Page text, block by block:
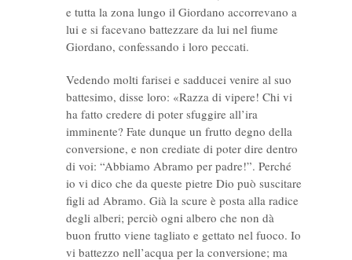
e tutta la zona lungo il Giordano accorrevano a
lui e si facevano battezzare da lui nel fiume
Giordano, confessando i loro peccati.
Vedendo molti farisei e sadducei venire al suo
battesimo, disse loro: «Razza di vipere! Chi vi
ha fatto credere di poter sfuggire all’ira
imminente? Fate dunque un frutto degno della
conversione, e non crediate di poter dire dentro
di voi: “Abbiamo Abramo per padre!”. Perché
io vi dico che da queste pietre Dio può suscitare
figli ad Abramo. Già la scure è posta alla radice
degli alberi; perciò ogni albero che non dà
buon frutto viene tagliato e gettato nel fuoco. Io
vi battezzo nell’acqua per la conversione; ma